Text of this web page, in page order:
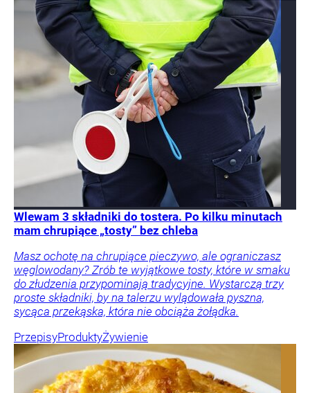
Wlewam 3 składniki do tostera. Po kilku minutach
mam chrupiące „tosty” bez chleba
Masz ochotę na chrupiące pieczywo, ale ograniczasz
węglowodany? Zrób te wyjątkowe tosty, które w smaku
do złudzenia przypominają tradycyjne. Wystarczą trzy
proste składniki, by na talerzu wylądowała pyszna,
sycąca przekąska, która nie obciąża żołądka.
PrzepisyProduktyŻywienie